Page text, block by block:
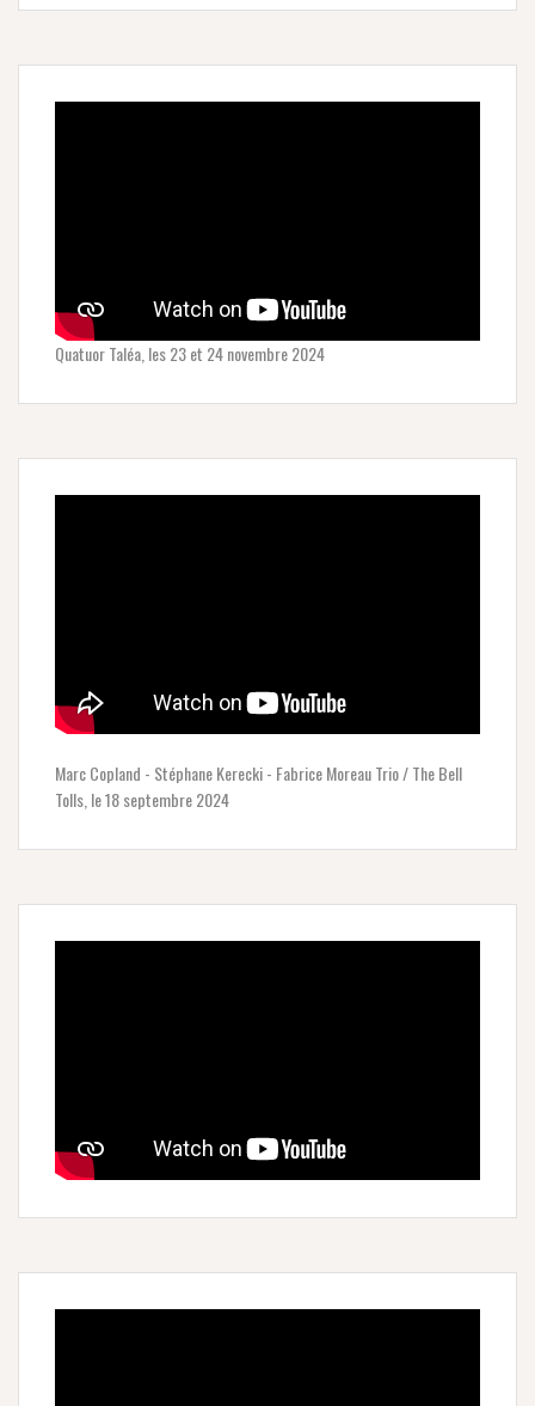
Quatuor Taléa, les 23 et 24 novembre 2024
Marc Copland - Stéphane Kerecki - Fabrice Moreau Trio / The Bell
Tolls, le 18 septembre 2024